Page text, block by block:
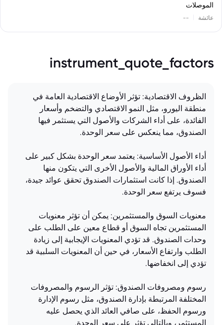
الموصلات
عائشة --
instrument_quote_factors
الظروف الاقتصادية: تؤثر الأوضاع الاقتصادية العامة في
منطقة اليورو، مثل النمو الاقتصادي والتضخم وأسعار
الفائدة، على أداء الشركات والأصول التي يستثمر فيها
الصندوق، مما ينعكس على سعر الوحدة.
أداء الأصول الأساسية: يعتمد سعر الوحدة بشكل كبير على
أداء الأوراق المالية والأصول الأخرى التي يتكون منها
الصندوق. إذا كانت استثمارات الصندوق تحقق عوائد جيدة،
فسوف يرتفع سعر الوحدة.
معنويات السوق والمستثمرين: يمكن أن تؤثر معنويات
المستثمرين تجاه السوق أو قطاع معين على الطلب على
وحدات الصندوق. قد تؤدي المعنويات الإيجابية إلى زيادة
الطلب وارتفاع الأسعار، في حين أن المعنويات السلبية قد
تؤدي إلى انخفاضها.
رسوم ومصروفات الصندوق: تؤثر الرسوم والمصروفات
المختلفة المرتبطة بإدارة الصندوق، مثل رسوم الإدارة
ورسوم الحفظ، على صافي العائد الذي يحصل عليه
المستثمر، وبالتالي تؤثر على سعر الوحدة.